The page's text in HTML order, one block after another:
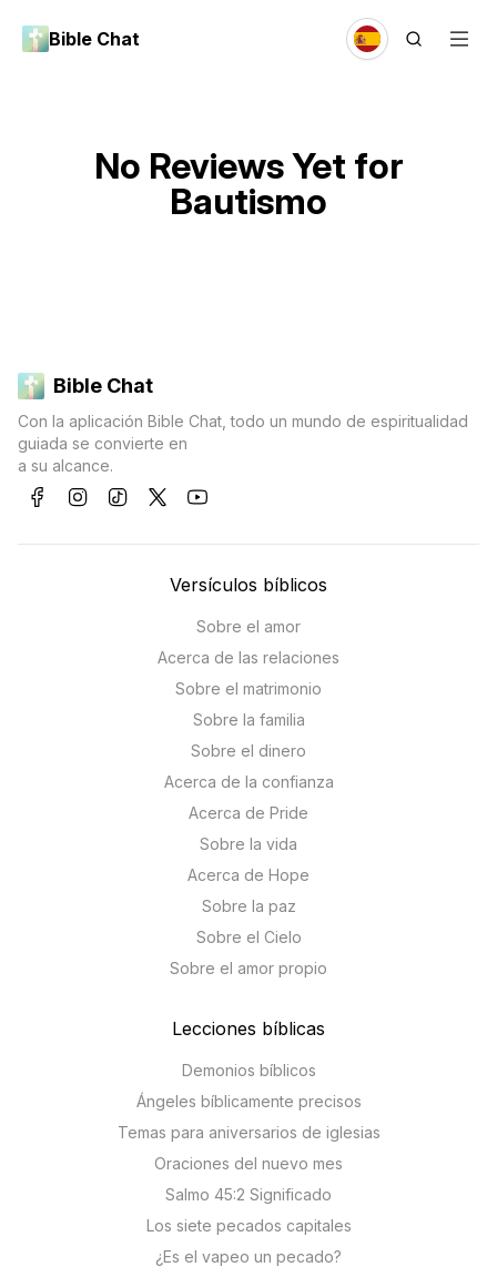
Bible Chat
No Reviews Yet for
Bautismo
Bible Chat
Con la aplicación Bible Chat, todo un mundo de espiritualidad
guiada se convierte en
a su alcance.
Versículos bíblicos
Sobre el amor
Acerca de las relaciones
Sobre el matrimonio
Sobre la familia
Sobre el dinero
Acerca de la confianza
Acerca de Pride
Sobre la vida
Acerca de Hope
Sobre la paz
Sobre el Cielo
Sobre el amor propio
Lecciones bíblicas
Demonios bíblicos
Ángeles bíblicamente precisos
Temas para aniversarios de iglesias
Oraciones del nuevo mes
Salmo 45:2 Significado
Los siete pecados capitales
¿Es el vapeo un pecado?